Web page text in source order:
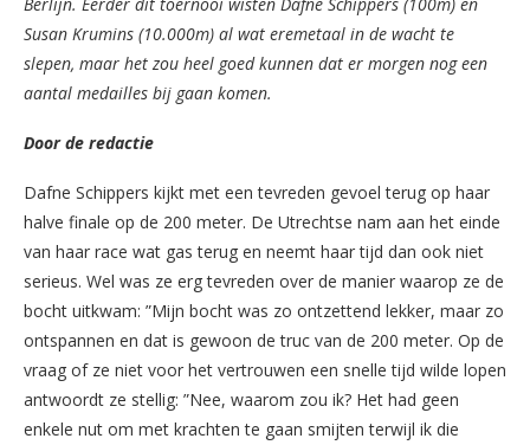
Susan Krumins (10.000m) al wat eremetaal in de wacht te
slepen, maar het zou heel goed kunnen dat er morgen nog een
aantal medailles bij gaan komen.
Door de redactie
Dafne Schippers kijkt met een tevreden gevoel terug op haar
halve finale op de 200 meter. De Utrechtse nam aan het einde
van haar race wat gas terug en neemt haar tijd dan ook niet
serieus. Wel was ze erg tevreden over de manier waarop ze de
bocht uitkwam: ”Mijn bocht was zo ontzettend lekker, maar zo
ontspannen en dat is gewoon de truc van de 200 meter. Op de
vraag of ze niet voor het vertrouwen een snelle tijd wilde lopen
antwoordt ze stellig: ”Nee, waarom zou ik? Het had geen
enkele nut om met krachten te gaan smijten terwijl ik die